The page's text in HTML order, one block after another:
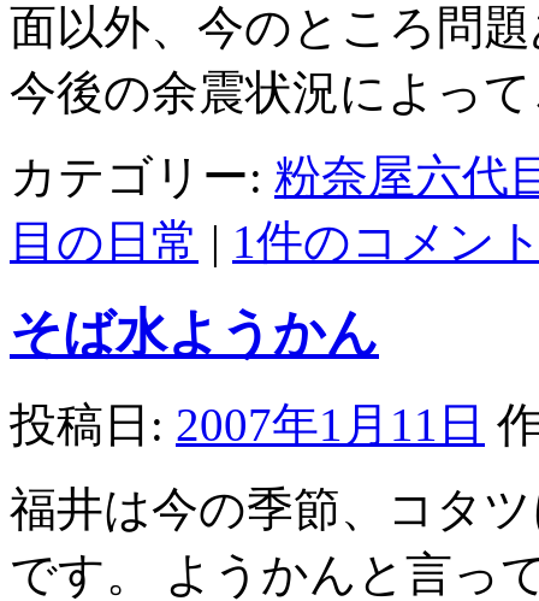
面以外、今のところ問
今後の余震状況によっ
カテゴリー: 粉奈屋六代
目の日常 | 1件のコメン
そば水ようかん
投稿日: 2007年1月11日
福井は今の季節、コタ
です。 ようかんと言っ